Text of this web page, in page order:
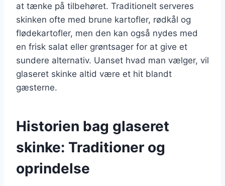
at tænke på tilbehøret. Traditionelt serveres
skinken ofte med brune kartofler, rødkål og
flødekartofler, men den kan også nydes med
en frisk salat eller grøntsager for at give et
sundere alternativ. Uanset hvad man vælger, vil
glaseret skinke altid være et hit blandt
gæsterne.
Historien bag glaseret
skinke: Traditioner og
oprindelse